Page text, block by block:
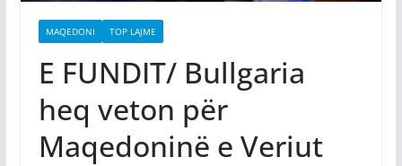
MAQEDONI TOP LAJME
E FUNDIT/ Bullgaria
heq veton për
Maqedoninë e Veriut